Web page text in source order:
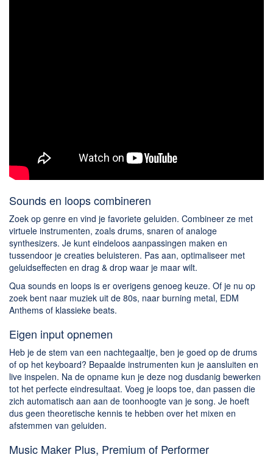
Sounds en loops combineren
Zoek op genre en vind je favoriete geluiden. Combineer ze met
virtuele instrumenten, zoals drums, snaren of analoge
synthesizers. Je kunt eindeloos aanpassingen maken en
tussendoor je creaties beluisteren. Pas aan, optimaliseer met
geluidseffecten en drag & drop waar je maar wilt.
Qua sounds en loops is er overigens genoeg keuze. Of je nu op
zoek bent naar muziek uit de 80s, naar burning metal, EDM
Anthems of klassieke beats.
Eigen input opnemen
Heb je de stem van een nachtegaaltje, ben je goed op de drums
of op het keyboard? Bepaalde instrumenten kun je aansluiten en
live inspelen. Na de opname kun je deze nog dusdanig bewerken
tot het perfecte eindresultaat. Voeg je loops toe, dan passen die
zich automatisch aan aan de toonhoogte van je song. Je hoeft
dus geen theoretische kennis te hebben over het mixen en
afstemmen van geluiden.
Music Maker Plus, Premium of Performer